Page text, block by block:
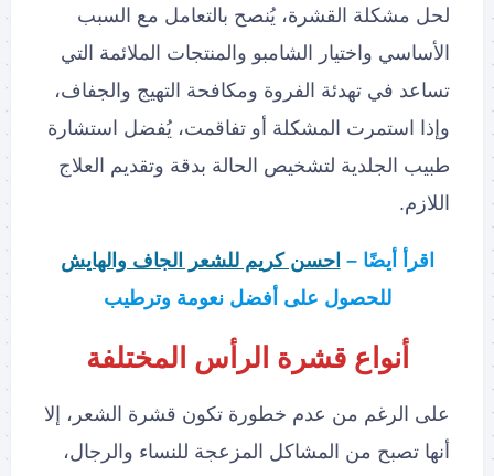
لحل مشكلة القشرة، يُنصح بالتعامل مع السبب
الأساسي واختيار الشامبو والمنتجات الملائمة التي
تساعد في تهدئة الفروة ومكافحة التهيج والجفاف،
وإذا استمرت المشكلة أو تفاقمت، يُفضل استشارة
طبيب الجلدية لتشخيص الحالة بدقة وتقديم العلاج
اللازم.
اقرأ أيضًا – احسن كريم للشعر الجاف والهايش
للحصول على أفضل نعومة وترطيب
أنواع قشرة الرأس المختلفة
على الرغم من عدم خطورة تكون قشرة الشعر، إلا
أنها تصبح من المشاكل المزعجة للنساء والرجال،